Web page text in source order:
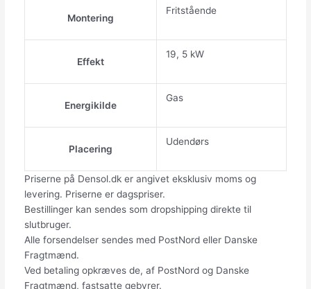
Montering
Fritstående
Effekt
19, 5 kW
Energikilde
Gas
Placering
Udendørs
Priserne på Densol.dk er angivet eksklusiv moms og
levering. Priserne er dagspriser.
Bestillinger kan sendes som dropshipping direkte til
slutbruger.
Alle forsendelser sendes med PostNord eller Danske
Fragtmænd.
Ved betaling opkræves de, af PostNord og Danske
Fragtmænd, fastsatte gebyrer.